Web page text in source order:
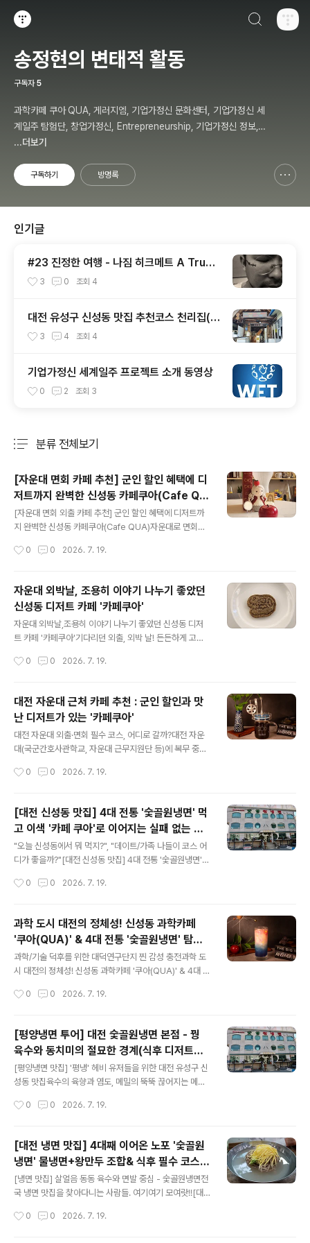
송정현의 변태적 활동
구독자 5
과학카페 쿠아 QUA, 게러지엠, 기업가정신 문화센터, 기업가정신 세
계일주 탐험단, 창업가정신, Entrepreneurship, 기업가정신 정보,
칼럼, 저자, 강사, 송정현, Budher Song
...더보기
구독하기 방명록
인기글
#23 진정한 여행 - 나짐 히크메트 A True
Travel - Nazim Hikmet - 기업가정신 세
3 0 조회 4
대전 유성구 신성동 맛집 추천코스 천리집(순
대국밥) - 카페쿠아(커피)
3 4 조회 4
기업가정신 세계일주 프로젝트 소개 동영상
0 2 조회 3
분류 전체보기
[자운대 면회 카페 추천] 군인 할인 혜택에 디
저트까지 완벽한 신성동 카페쿠아(Cafe QU
A)
[자운대 면회 외출 카페 추천] 군인 할인 혜택에 디저트까
지 완벽한 신성동 카페쿠아(Cafe QUA)자운대로 면회나
을 만나는 소중한 시간, 밥 먹고 나서 어디 가서 편하게 이
한 '카페쿠아(Cafe QUA)'를 강력 추천해 드립니다!자운
대에서 차로 금방 도착할 수 있는 가까운 거리에 있어서 외
출이나 면회 시간 아끼기에도 딱 좋은 곳이에요. 특히 이곳
을 추천하는 핵심 이유 3가지를 정리해 볼게요.​1. 군 장병
을 위한 특별한 할인 혜택 🪖 나라를 지키느라 고생하는 우
을 제공하고 있어요. 휴가증이나 외출증, 혹은 군복을 입고
0 0 2026. 7. 19.
자운대 외박날, 조용히 이야기 나누기 좋았던
신성동 디저트 카페 '카페쿠아'
자운대 외박날,조용히 이야기 나누기 좋았던 신성동 디저
트 카페 '카페쿠아'기다리던 외출, 외박 날! 든든하게 고기
커피가 있는 카페죠. 자운대 근처에 예쁘고 맛있는 카페가
동 '카페쿠아(Cafe QUA)'입니다.☕ 군인 지갑 지켜주는
착한 카페 가장 먼저 눈에 띄었던 건 바로 '군인 할인'이었
어요. 요즘 물가도 비싼데, 군복 입은 장병들이나 휴가증을
보여주면 할인을 해주는 따뜻한 인심 덕분에 매장에 들어
설 때부터 기분이 좋아지는 곳입니다. 🍰 입에서 녹는 디저
불러도 안 시킬 수가 없어요. 커피도 산미나 고소함 등 취향
0 0 2026. 7. 19.
대전 자운대 근처 카페 추천 : 군인 할인과 맛
난 디저트가 있는 '카페쿠아'
대전 자운대 외출·면회 필수 코스, 어디로 갈까?대전 자운
대(국군간호사관학교, 자운대 근무지원단 등)에 복무 중인
와 가까우면서도 제대로 된 휴식을 취할 수 있는 퀄리티 높
야 하는 3가지 이유1. 장병 우대: 확실한 군인 할인 프로모
션군인 혜택을 제공하는 매장이 점차 줄어드는 추세지만,
카페쿠아는 국가에 헌신하는 장병들을 위해 군인 할인 제
도를 운영하고 있습니다. 군 신분을 증명할 수 있는 수단(외
이용할 수 있어 합리적입니다. 2. 최고 수준의 커피와 디저
0 0 2026. 7. 19.
[대전 신성동 맛집] 4대 전통 '숯골원냉면' 먹
고 이색 '카페 쿠아'로 이어지는 실패 없는 하
루 코스
"오늘 신성동에서 뭐 먹지?", "데이트/가족 나들이 코스 어
디가 좋을까?"[대전 신성동 맛집] 4대 전통 '숯골원냉면'
하세요! 오늘은 대전 유성구 신성동에서 현지인들이 가장
님을 모시고 가거나 연인과 데이트할 때 실패 없는 조합이
니 저장해 두세요!시작은 대전 3대 냉면, '숯골원냉면' 본점
신성동 주민치고 여기 모르면 간첩이죠? 4대째 이어져 온
깊은 손맛을 자랑하는 숯골원냉면입니다. 날이 더워지면
주차장이 꽉 찰 정도로 인기가 높은 곳이에요. 자극적이지
곁들이면 깔끔하고 든든한 점심 식사가 완성됩니다. 부모
0 0 2026. 7. 19.
과학 도시 대전의 정체성! 신성동 과학카페
'쿠아(QUA)' & 4대 전통 '숯골원냉면' 탐방
기
과학/기술 덕후를 위한 대덕연구단지 찐 감성 충전과학 도
시 대전의 정체성! 신성동 과학카페 '쿠아(QUA)' & 4대 전
과학 덕후들의 가슴을 뛰게 하는 특별한 코스가 있습니다.
업주가 가업을 일으킨 숯골원냉면은 그 자체로 거대한 식
품 과학의 역사입니다. 일반적인 소고기 육수와 달리, 메밀
면의 구수한 향을 극대화하기 위해 꿩 육수와 동치미 국물
의 산도를 절묘하게 매칭했습니다. 메밀 함량이 높아 툭툭
니다.​지적 유희의 끝판왕, 과학카페 '쿠아(QUA)' 식후 방
0 0 2026. 7. 19.
[평양냉면 투어] 대전 숯골원냉면 본점 - 꿩
육수와 동치미의 절묘한 경계(식후 디저트는
과학카페 쿠아)
[평양냉면 맛집] '평냉' 헤비 유저들을 위한 대전 유성구 신
성동 맛집육수의 육향과 염도, 메밀의 뚝뚝 끊어지는 메밀
방식을 중요하게 생각하는 분들에게 추천!![평양냉면 투어]
냉 덕후'라면 대전 숯골원냉면 본점은 반드시 거쳐 가야 할
이정표입니다. 흔한 우육 베이스의 서울식 평양냉면과는
결이 다른, 이북 전통 방식을 고수하는 곳이기 때문입니다.​
꿩 육수와 계절 동치미의 블렌딩 숯골원냉면의 정체성은
깊이가 소고기와는 완전히 다릅니다. 첫 모금에는 동치미
0 0 2026. 7. 19.
[대전 냉면 맛집] 4대째 이어온 노포 '숯골원
냉면' 물냉면+왕만두 조합& 식후 필수 코스
'카페 쿠아'
[냉면 맛집] 살얼음 동동 육수와 면발 중심 - 숯골원냉면전
국 냉면 맛집을 찾아다니는 사람들. 여기여기 모여랏!![대
만두 조합 & 식후 필수 코스 '카페 쿠아'전국의 냉면 마니아
0 0 2026. 7. 19.